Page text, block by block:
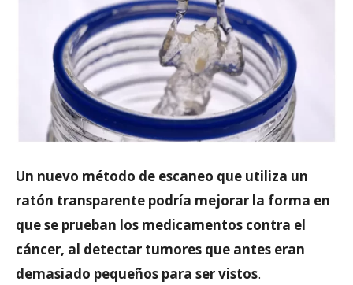
Un nuevo método de escaneo que utiliza un
ratón transparente podría mejorar la forma en
que se prueban los medicamentos contra el
cáncer, al detectar tumores que antes eran
demasiado pequeños para ser vistos.